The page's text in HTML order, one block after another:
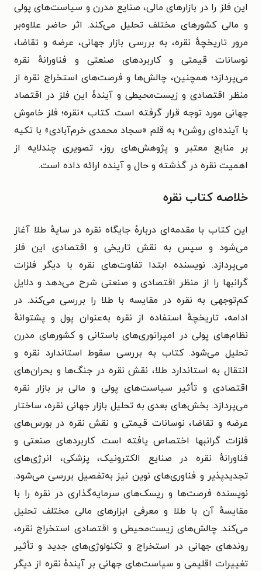
این فلز را در بازارهای مالی، صنایع مدرن و سیاست‌های پولی
و مالی کشورهای مختلف تحلیل می‌کند. اثر حاضر علاوه‌بر
مرور تاریخچهٔ نقره، به بررسی بازار جهانی، عرضه و تقاضا،
نوسانات قیمتی و کاربردهای صنعتی و فناورانهٔ نقره
می‌پردازد؛ همچنین، چالش‌ها و فرصت‌های استخراج نقره از
منظر اقتصادی و زیست‌محیطی و آیندهٔ این فلز در اقتصاد
جهانی مورد توجه قرار گرفته است. کتاب «نقره؛ فلز خاموش
با آینده‌ای روشن» به قلم «سجاد محمدی خرم‌آبادی» با تکیه
بر منابع معتبر و پژوهش‌های روز، تصویری چندلایه از
اهمیت نقره در گذشته و حال و آینده ارائه داده است.
خلاصه کتاب نقره
این کتاب با مقدمه‌ای دربارهٔ جایگاه نقره در سایهٔ طلا آغاز
می‌شود و سپس به نقش تاریخی و اقتصادی این فلز
می‌پردازد. نویسنده ابتدا تفاوت‌های نقره با دیگر فلزات
گرانبها را از منظر اقتصادی و صنعتی شرح می‌دهد و دلایل
کم‌توجهی به نقره در مقایسه با طلا را بررسی می‌کند. در
ادامه، تاریخچهٔ استفاده از نقره به‌عنوان پول و پشتوانهٔ
نظام‌های پولی در امپراتوری‌های باستانی و کشورهای مدرن
تحلیل می‌شود. کتاب به بررسی سقوط استاندارد نقره و
انتقال به استاندارد طلا، نقش نقره در جنگ‌ها و بحران‌های
اقتصادی و تأثیر سیاست‌های پولی و مالی بر بازار نقره
می‌پردازد. بخش‌های بعدی به تحلیل بازار جهانی نقره، ساختار
عرضه و تقاضا، نوسانات قیمتی و نقش نقره در بورس‌های
فلزات گرانبها اختصاص یافته است. کاربردهای صنعتی و
فناورانهٔ نقره در صنایع الکترونیک، پزشکی، انرژی‌های
تجدیدپذیر و فناوری‌های نوین نیز به‌تفصیل بررسی می‌شود.
نویسنده فرصت‌ها و ریسک‌های سرمایه‌گذاری در نقره را با
مقایسهٔ آن با طلا و معرفی ابزارهای مالی مختلف تحلیل
می‌کند. چالش‌های زیست‌محیطی و اقتصادی استخراج نقره،
روندهای جهانی در استخراج و تکنولوژی‌های جدید و تأثیر
تغییرات اقلیمی و سیاست‌های جهانی بر آیندهٔ نقره از دیگر